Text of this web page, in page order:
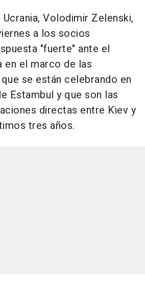
Volodimir Zelenski,
a los socios
"fuerte" ante el
en el marco de las
se están celebrando en
Estambul y que son las
directas entre Kiev y
tres años.